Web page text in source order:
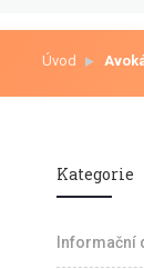
Úvod
Kategorie
Informační